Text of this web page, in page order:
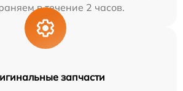
в течение 2 часов.
запчасти